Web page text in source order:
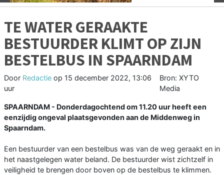
TE WATER GERAAKTE
BESTUURDER KLIMT OP ZIJN
BESTELBUS IN SPAARNDAM
Door Redactie op 15 december 2022, 13:06
uur
Bron: XYTO
Media
SPAARNDAM - Donderdagochtend om 11.20 uur heeft een
eenzijdig ongeval plaatsgevonden aan de Middenweg in
Spaarndam.
Een bestuurder van een bestelbus was van de weg geraakt en in
het naastgelegen water beland. De bestuurder wist zichtzelf in
veiligheid te brengen door boven op de bestelbus te klimmen.